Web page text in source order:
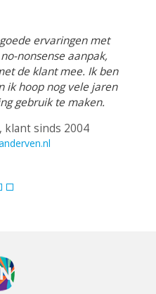
ervaringen met
nonsense aanpak,
de klant mee. Ik ben
ik hoop nog vele jaren
gebruik te maken.
klant sinds 2004